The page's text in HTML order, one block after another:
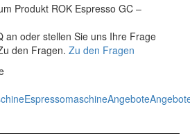
Produkt ROK Espresso GC –
an oder stellen Sie uns Ihre Frage
den Fragen. Zu den Fragen
EspressomaschineAngebote